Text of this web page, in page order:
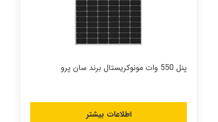
پنل 550 وات مونوکریستال برند سان پرو
اطلاعات بیشتر